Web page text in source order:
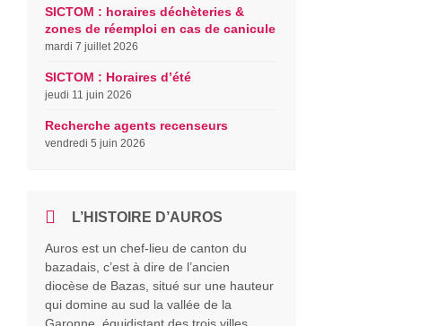
SICTOM : horaires déchèteries &
zones de réemploi en cas de canicule
mardi 7 juillet 2026
SICTOM : Horaires d’été
jeudi 11 juin 2026
Recherche agents recenseurs
vendredi 5 juin 2026
L’HISTOIRE D’AUROS
Auros est un chef-lieu de canton du
bazadais, c’est à dire de l’ancien
diocèse de Bazas, situé sur une hauteur
qui domine au sud la vallée de la